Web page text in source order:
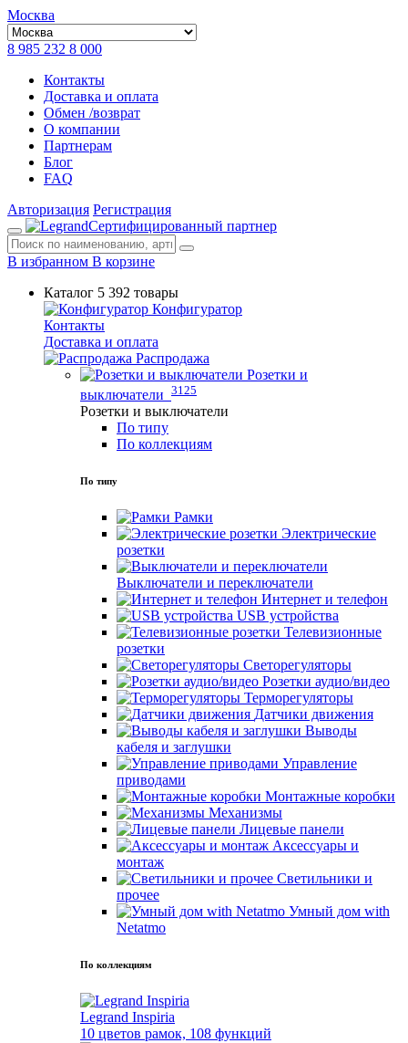
Москва
8 985 232 8 000
Контакты
Доставка и оплата
Обмен /возврат
О компании
Партнерам
Блог
FAQ
Авторизация Регистрация
Сертифицированный партнер
В избранном В корзине
Каталог 5 392 товары
Конфигуратор
Контакты
Доставка и оплата
Распродажа
Розетки и
выключатели 3125
Розетки и выключатели
По типу
По коллекциям
По типу
Рамки
Электрические
розетки
Выключатели и переключатели
Интернет и телефон
USB устройства
Телевизионные
розетки
Светорегуляторы
Розетки аудио/видео
Терморегуляторы
Датчики движения
Выводы
кабеля и заглушки
Управление
приводами
Монтажные коробки
Механизмы
Лицевые панели
Аксессуары и
монтаж
Светильники и
прочее
Умный дом with
Netatmo
По коллекциям
Legrand Inspiria
10 цветов рамок, 108 функций